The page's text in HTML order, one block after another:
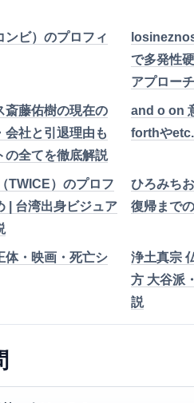
ンビ）のプロフィ
で多発性
アプローチ
斎藤佑樹の現在の
会社と引退理由も
の全てを徹底解説
and o on
forthや
TWICE）のプロフ
| 台湾出身ビジュア
ひろみち
復帰まで
体・映画・死亡シ
浄土真宗
方 大谷派
説